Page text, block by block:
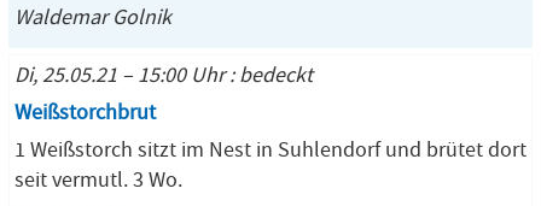
Waldemar Golnik
Di, 25.05.21 – 15:00 Uhr : bedeckt
Weißstorchbrut
1 Weißstorch sitzt im Nest in Suhlendorf und brütet dort
seit vermutl. 3 Wo.